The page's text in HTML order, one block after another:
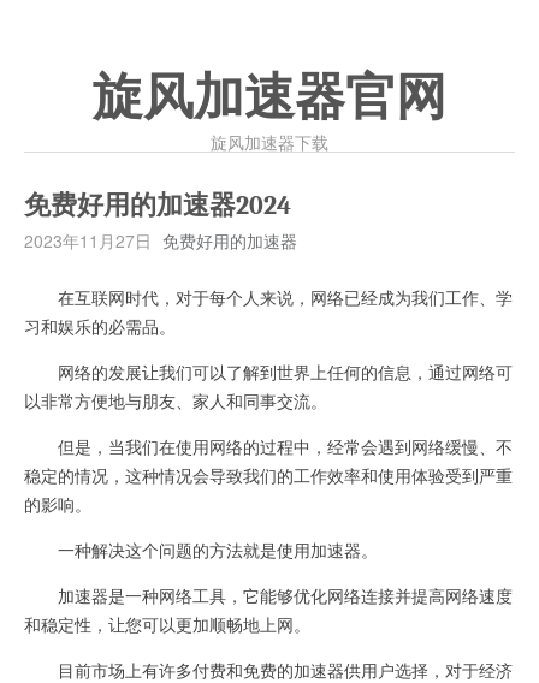
旋风加速器官网
旋风加速器下载
免费好用的加速器2024
2023年11月27日 免费好用的加速器
在互联网时代，对于每个人来说，网络已经成为我们工作、学
习和娱乐的必需品。
网络的发展让我们可以了解到世界上任何的信息，通过网络可
以非常方便地与朋友、家人和同事交流。
但是，当我们在使用网络的过程中，经常会遇到网络缓慢、不
稳定的情况，这种情况会导致我们的工作效率和使用体验受到严重
的影响。
一种解决这个问题的方法就是使用加速器。
加速器是一种网络工具，它能够优化网络连接并提高网络速度
和稳定性，让您可以更加顺畅地上网。
目前市场上有许多付费和免费的加速器供用户选择，对于经济